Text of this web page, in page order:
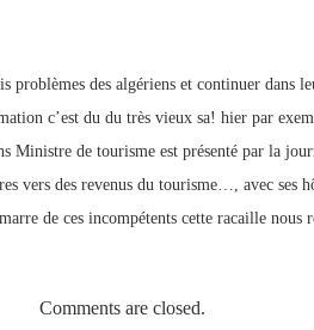
problèmes des algériens et continuer dans
c’est du du très vieux sa! hier par
Ministre de tourisme est présenté par la
vers des revenus du tourisme…, avec ses
de ces incompétents cette racaille
Comments are closed.